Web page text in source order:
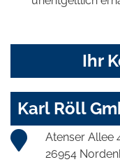
Ihr
Karl Röll
Atenser Allee
26954